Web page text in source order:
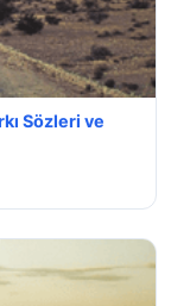
Sözleri ve